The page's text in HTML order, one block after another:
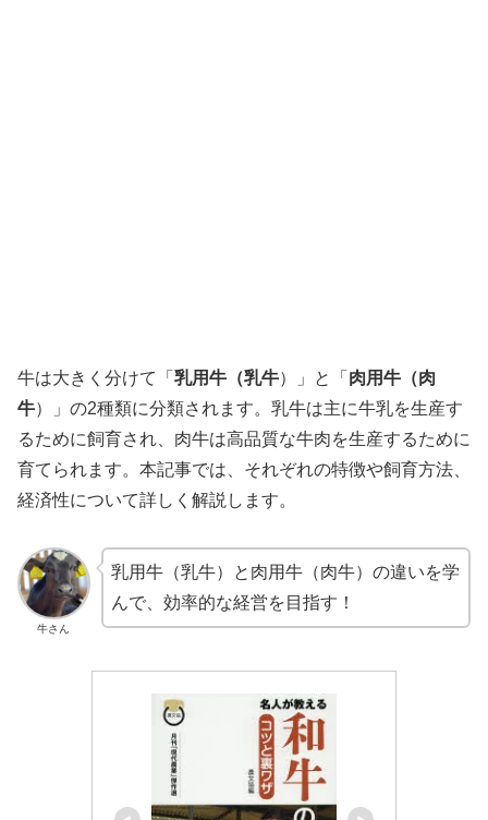
牛は大きく分けて「 乳用牛（乳牛）」と「 肉用牛（肉
牛）」の2種類に分類されます。乳牛は主に牛乳を生産す
るために飼育され、肉牛は高品質な牛肉を生産するために
育てられます。本記事では、それぞれの特徴や飼育方法、
経済性について詳しく解説します。
牛さん
乳用牛（乳牛）と肉用牛（肉牛）の違いを学
んで、効率的な経営を目指す！